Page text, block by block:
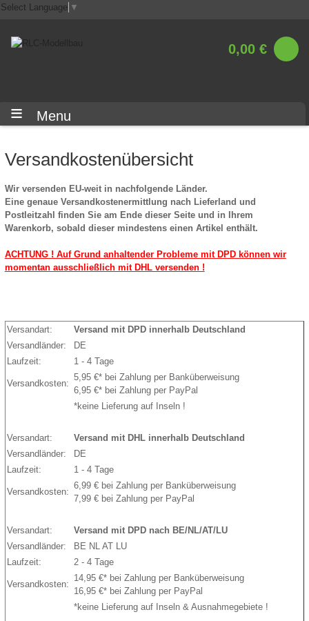
Select Language ▼
0,00 €
Menu
Versandkostenübersicht
Wir versenden EU-weit in nachfolgende Länder.
Eine genaue Versandkostenermittlung nach Lieferland und
Postleitzahl finden Sie am Ende dieser Seite und in Ihrem
Warenkorb, sobald dieser mindestens einen Artikel enthält.
ACHTUNG ! Auf Grund anhaltender Probleme mit DPD können wir
momentan ausschließlich mit DHL versenden !
Versandart:
Versand mit DPD innerhalb Deutschland
Versandländer:
DE
Laufzeit:
1 - 4 Tage
Versandkosten:
5,95 €* bei Zahlung per Banküberweisung
6,95 €* bei Zahlung per PayPal
*keine Lieferung auf Inseln !
Versandart:
Versand mit DHL innerhalb Deutschland
Versandländer:
DE
Laufzeit:
1 - 4 Tage
Versandkosten:
6,99 € bei Zahlung per Banküberweisung
7,99 € bei Zahlung per PayPal
Versandart:
Versand mit DPD nach BE/NL/AT/LU
Versandländer:
BE NL AT LU
Laufzeit:
2 - 4 Tage
Versandkosten:
14,95 €* bei Zahlung per Banküberweisung
16,95 €* bei Zahlung per PayPal
*keine Lieferung auf Inseln & Ausnahmegebiete !